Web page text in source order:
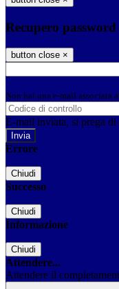
Recupero password
button close ×
Non hai una e-mail associata
E-mail inviata, si prega di
Errore
Chiudi
Successo
Chiudi
Informazione
Chiudi
Attendere...
Attendere il